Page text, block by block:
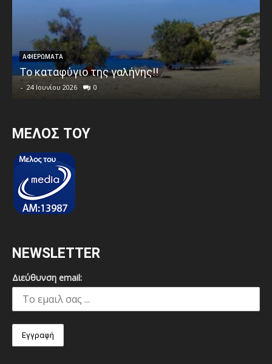
ΑΦΙΕΡΩΜΑΤΑ
Το καταφύγιο της γαλήνης!!
- 24 Ιουνίου 2026 0
MEΛΟΣ ΤΟΥ
NEWSLETTER
Διεύθυνση email: